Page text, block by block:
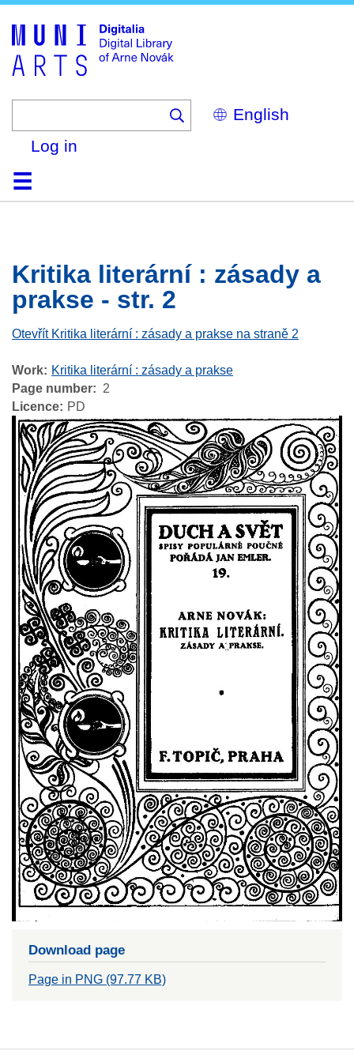
Select
your
Log in
HomeBrowse
Search
About
HelpContactDigitalia
Kritika literární : zásady a
prakse - str. 2
Otevřít Kritika literární : zásady a prakse na straně 2
Work
Kritika literární : zásady a prakse
Page number
2
Licence
PD
Download page
Page in PNG (97.77 KB)